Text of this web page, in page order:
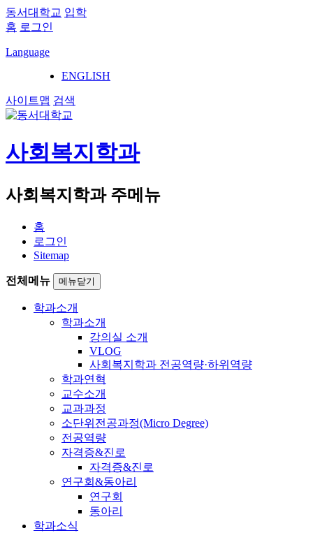
동서대학교 입학
홈 로그인
Language
ENGLISH
사이트맵 검색
사회복지학과
사회복지학과 주메뉴
홈
로그인
Sitemap
전체메뉴 메뉴닫기
학과소개
학과소개
강의실 소개
VLOG
사회복지학과 전공역량·하위역량
학과연혁
교수소개
교과과정
소단위전공과정(Micro Degree)
전공역량
자격증&진로
자격증&진로
연구회&동아리
연구회
동아리
학과소식